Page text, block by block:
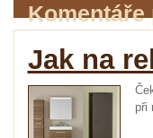
Komentáře
Jak na
při